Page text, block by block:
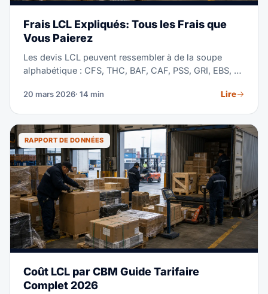
Frais LCL Expliqués: Tous les Frais que
Vous Paierez
Les devis LCL peuvent ressembler à de la soupe
alphabétique : CFS, THC, BAF, CAF, PSS, GRI, EBS, et
transitaires cachent les détails et dissimulent les
vous sachiez exactement ce que vous payez.
20 mars 2026· 14 min Lire
RAPPORT DE DONNÉES
Coût LCL par CBM Guide Tarifaire
Complet 2026